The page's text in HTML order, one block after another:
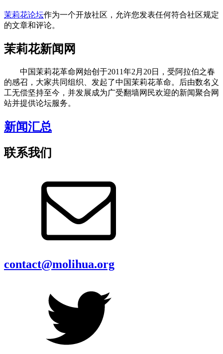
茉莉花论坛作为一个开放社区，允许您发表任何符合社区规定
的文章和评论。
茉莉花新闻网
中国茉莉花革命网始创于2011年2月20日，受阿拉伯之春
的感召，大家共同组织、发起了中国茉莉花革命。后由数名义
工无偿坚持至今，并发展成为广受翻墙网民欢迎的新闻聚合网
站并提供论坛服务。
新闻汇总
联系我们
contact@molihua.org